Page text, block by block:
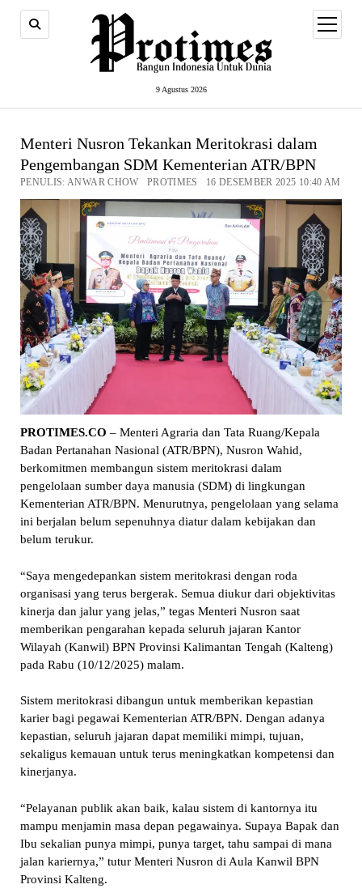
9 Agustus 2026
open
menu
Menteri Nusron Tekankan Meritokrasi dalam
Pengembangan SDM Kementerian ATR/BPN
PENULIS: ANWAR CHOW PROTIMES 16 DESEMBER 2025 10:40 AM
PROTIMES.CO – Menteri Agraria dan Tata Ruang/Kepala
Badan Pertanahan Nasional (ATR/BPN), Nusron Wahid,
berkomitmen membangun sistem meritokrasi dalam
pengelolaan sumber daya manusia (SDM) di lingkungan
Kementerian ATR/BPN. Menurutnya, pengelolaan yang selama
ini berjalan belum sepenuhnya diatur dalam kebijakan dan
belum terukur.
“Saya mengedepankan sistem meritokrasi dengan roda
organisasi yang terus bergerak. Semua diukur dari objektivitas
kinerja dan jalur yang jelas,” tegas Menteri Nusron saat
memberikan pengarahan kepada seluruh jajaran Kantor
Wilayah (Kanwil) BPN Provinsi Kalimantan Tengah (Kalteng)
pada Rabu (10/12/2025) malam.
Sistem meritokrasi dibangun untuk memberikan kepastian
karier bagi pegawai Kementerian ATR/BPN. Dengan adanya
kepastian, seluruh jajaran dapat memiliki mimpi, tujuan,
sekaligus kemauan untuk terus meningkatkan kompetensi dan
kinerjanya.
“Pelayanan publik akan baik, kalau sistem di kantornya itu
mampu menjamin masa depan pegawainya. Supaya Bapak dan
Ibu sekalian punya mimpi, punya target, tahu sampai di mana
jalan kariernya,” tutur Menteri Nusron di Aula Kanwil BPN
Provinsi Kalteng.